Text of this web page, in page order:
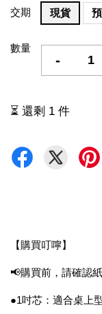
交期 現貨
數量
-
⏳ 還剩 1 件
【購買叮嚀】
📢購買前，請確認
●1吋芯：適合桌上